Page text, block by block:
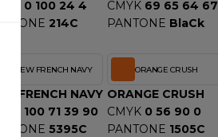
0 100 24 4
214C
CMYK 69 65 64 67
PANTONE BlaCk
NEW FRENCH NAVY
FRENCH NAVY
100 71 39 90
5395C
ORANGE CRUSH
ORANGE CRUSH
CMYK 0 56 90 0
PANTONE 1505C